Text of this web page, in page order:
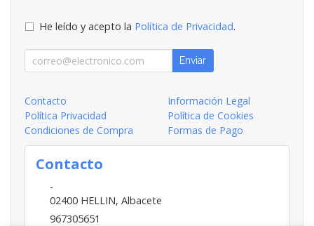
He leído y acepto la Política de Privacidad.
Enviar
Contacto
Información Legal
Política Privacidad
Política de Cookies
Condiciones de Compra
Formas de Pago
Contacto
-
02400 HELLIN, Albacete
967305651